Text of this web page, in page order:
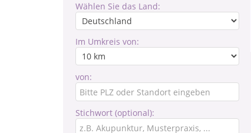
Wählen Sie das Land:
Im Umkreis von:
von:
Stichwort (optional):